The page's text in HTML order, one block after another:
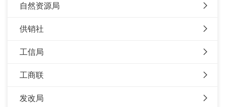
自然资源局
供销社
工信局
工商联
发改局